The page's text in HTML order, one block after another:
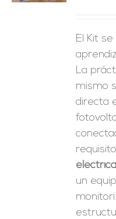
El Kit
La
mismo
directa
un